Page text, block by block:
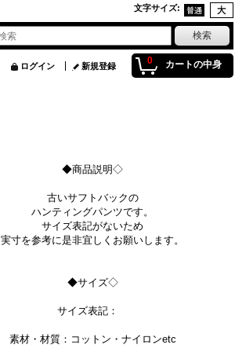
文字サイズ:
0 カートの中身
ログイン 新規登録
◆商品説明◇
古いサフトバックの
ハンティングパンツです。
サイズ表記がないため
実寸を参考に是非宜しくお願いします。
◆サイズ◇
サイズ表記：
素材・材質：コットン・ナイロンetc